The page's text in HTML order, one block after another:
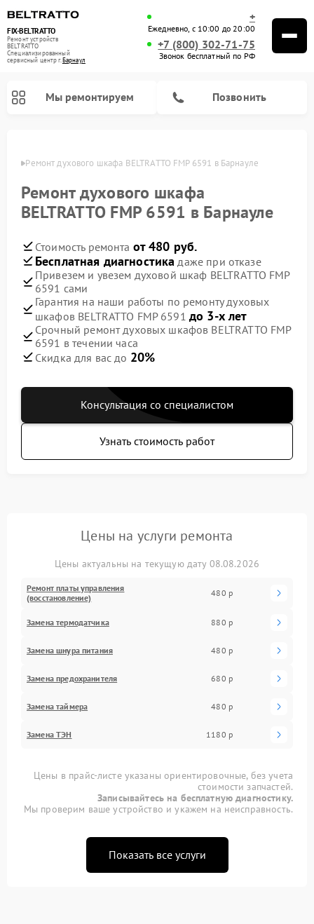
FIX-BELTRATTO
Ремонт устройств
BELTRATTO
Специализированный
cервисный центр г.Барнаул
+
Ежедневно, с 10:00 до 20:00
+7 (800) 302-71-75
Звонок бесплатный по РФ
Мы ремонтируем Позвонить
Ремонт духового шкафа BELTRATTO FMP 6591 в Барнауле
Ремонт духового шкафа
BELTRATTO FMP 6591 в Барнауле
Стоимость ремонта от 480 руб.
Бесплатная диагностика даже при отказе
Привезем и увезем духовой шкаф BELTRATTO FMP
6591 сами
Гарантия на наши работы по ремонту духовых
шкафов BELTRATTO FMP 6591 до 3-х лет
Срочный ремонт духовых шкафов BELTRATTO FMP
6591 в течении часа
Скидка для вас до 20%
Консультация со специалистом
Узнать стоимость работ
Цены на услуги ремонта
Цены актуальны на текущую дату 08.08.2026
Ремонт платы управления
(восстановление)
480 р
Замена термодатчика 880 р
Замена шнура питания 480 р
Замена предохранителя 680 р
Замена таймера 480 р
Замена ТЭН 1180 р
Цены в прайс-листе указаны ориентировочные, без учета
стоимости запчастей.
Записывайтесь на бесплатную диагностику.
Мы проверим ваше устройство и укажем на неисправность.
Показать все услуги